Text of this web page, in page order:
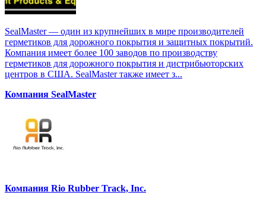
SealMaster — один из крупнейших в мире производителей
герметиков для дорожного покрытия и защитных покрытий.
Компания имеет более 100 заводов по производству
герметиков для дорожного покрытия и дистрибьюторских
центров в США. SealMaster также имеет з...
Компания SealMaster
Компания Rio Rubber Track, Inc.